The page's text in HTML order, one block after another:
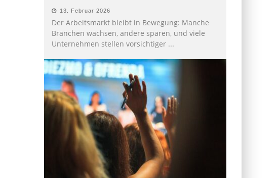
13. Februar 2026
Der Arbeitsmarkt bleibt in Bewegung: Manche
Branchen wachsen, andere sparen, und viele
Unternehmen stellen vorsichtiger ...